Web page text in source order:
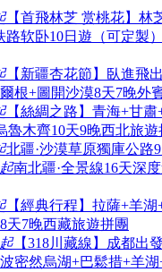
【首飛林芝 赏桃花】林
路软卧10日遊（可定製）
【新疆杏花節】臥進飛
根+圖開沙漠8天7晚外
【絲綢之路】青海+甘肅
魯木齊10天9晚西北旅遊
北疆·沙漠草原獨庫公路
南北疆·全景線16天深
【經典行程】拉薩+羊湖
天7晚西藏旅遊拼團
【318川藏線】成都出
密然烏湖+巴鬆措+羊湖